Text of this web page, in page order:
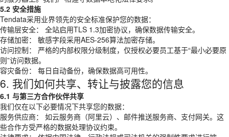
5.2 安全措施
Tendata采用业界领先的安全标准保护您的数据：
传输层安全： 全站启用TLS 1.3加密协议，确保数据传输安全。
存储加密： 敏感字段采用AES-256算法加密存储。
访问控制： 严格的内部权限分级制度，仅授权必要员工基于“最小必要原
则”访问数据。
容灾备份： 每日自动备份，确保数据高可用性。
6. 我们如何共享、转让与披露您的信息
6.1 与第三方合作伙伴共享
我们仅在以下必要情况下共享您的数据：
服务供应商： 如云服务商（阿里云）、邮件推送服务商、支付网关。这
些合作方受严格的数据处理协议约束。